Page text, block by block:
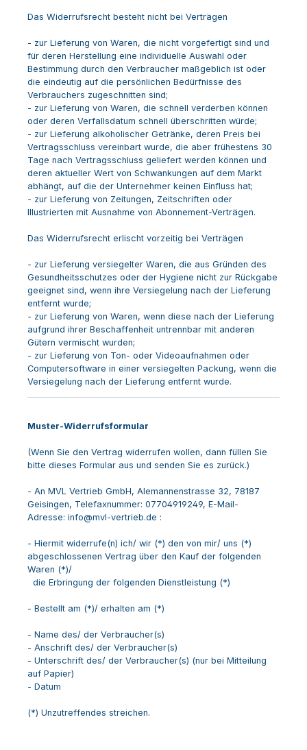
Das Widerrufsrecht besteht nicht bei Verträgen
- zur Lieferung von Waren, die nicht vorgefertigt sind und
für deren Herstellung eine individuelle Auswahl oder
Bestimmung durch den Verbraucher maßgeblich ist oder
die eindeutig auf die persönlichen Bedürfnisse des
Verbrauchers zugeschnitten sind;
- zur Lieferung von Waren, die schnell verderben können
oder deren Verfallsdatum schnell überschritten würde;
- zur Lieferung alkoholischer Getränke, deren Preis bei
Vertragsschluss vereinbart wurde, die aber frühestens 30
Tage nach Vertragsschluss geliefert werden können und
deren aktueller Wert von Schwankungen auf dem Markt
abhängt, auf die der Unternehmer keinen Einfluss hat;
- zur Lieferung von Zeitungen, Zeitschriften oder
Illustrierten mit Ausnahme von Abonnement-Verträgen.
Das Widerrufsrecht erlischt vorzeitig bei Verträgen
- zur Lieferung versiegelter Waren, die aus Gründen des
Gesundheitsschutzes oder der Hygiene nicht zur Rückgabe
geeignet sind, wenn ihre Versiegelung nach der Lieferung
entfernt wurde;
- zur Lieferung von Waren, wenn diese nach der Lieferung
aufgrund ihrer Beschaffenheit untrennbar mit anderen
Gütern vermischt wurden;
- zur Lieferung von Ton- oder Videoaufnahmen oder
Computersoftware in einer versiegelten Packung, wenn die
Versiegelung nach der Lieferung entfernt wurde.
Muster-Widerrufsformular
(Wenn Sie den Vertrag widerrufen wollen, dann füllen Sie
bitte dieses Formular aus und senden Sie es zurück.)
- An MVL Vertrieb GmbH, Alemannenstrasse 32, 78187
Geisingen, Telefaxnummer: 07704919249, E-Mail-
Adresse: info@mvl-vertrieb.de :
- Hiermit widerrufe(n) ich/ wir (*) den von mir/ uns (*)
abgeschlossenen Vertrag über den Kauf der folgenden
Waren (*)/
die Erbringung der folgenden Dienstleistung (*)
- Bestellt am (*)/ erhalten am (*)
- Name des/ der Verbraucher(s)
- Anschrift des/ der Verbraucher(s)
- Unterschrift des/ der Verbraucher(s) (nur bei Mitteilung
auf Papier)
- Datum
(*) Unzutreffendes streichen.